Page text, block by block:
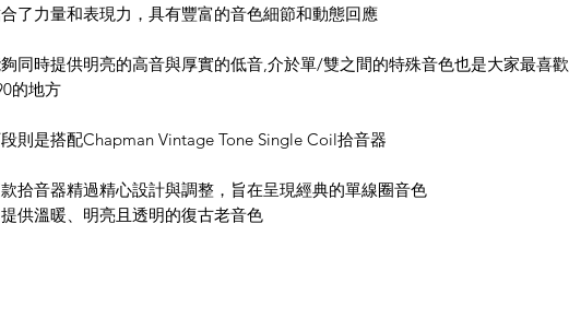
了力量和表現力，具有豐富的音色細節和動態回應
同時提供明亮的高音與厚實的低音,介於單/雙之間的特殊音色也是大家最喜歡
的地方
則是搭配Chapman Vintage Tone Single Coil拾音器
拾音器精過精心設計與調整，旨在呈現經典的單線圈音色
供溫暖、明亮且透明的復古老音色